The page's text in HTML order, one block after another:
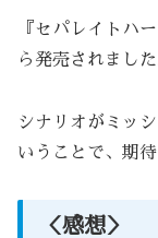
『セパレイトハ
ら発売されました
シナリオがミッ
いうことで、期
＜感想＞